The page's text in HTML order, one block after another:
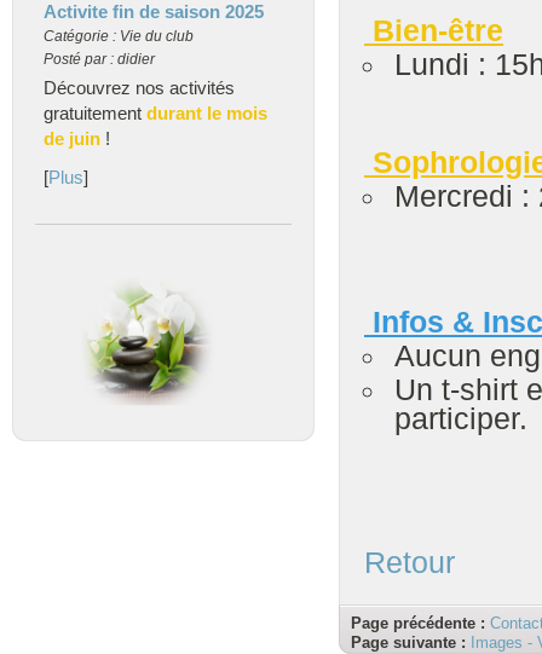
Activite fin de saison 2025
Catégorie : Vie du club
Posté par : didier
Découvrez nos activités
gratuitementdurant le mois
de juin !
[Plus]
Bien-être
Lundi :
Mercredi :
Infos &
Aucun
Un t-shirt
participer.
Retour
Page précédente :
Page suivante :
Images -